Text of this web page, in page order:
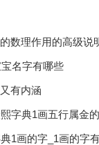
数理作用的高级说
名字有哪些
有内涵
字典1画五行属金
1画的字_1画的字